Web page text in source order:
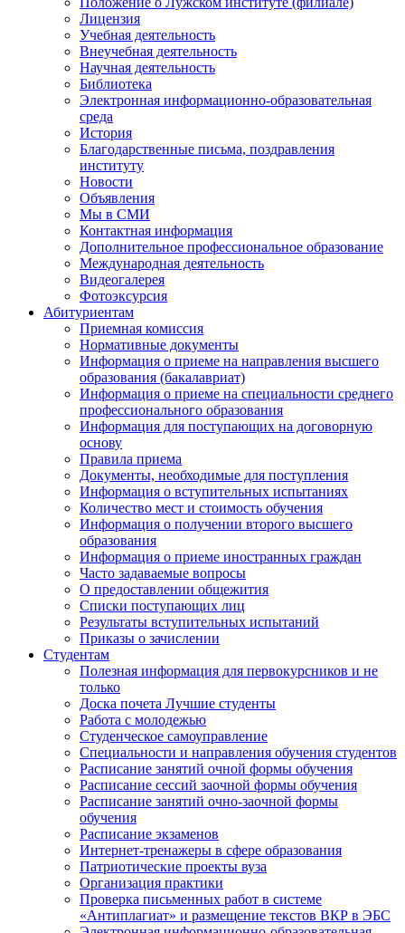
Лицензия
Учебная деятельность
Внеучебная деятельность
Научная деятельность
Библиотека
Электронная информационно-образовательная
среда
История
Благодарственные письма, поздравления
институту
Новости
Объявления
Мы в СМИ
Контактная информация
Дополнительное профессиональное образование
Международная деятельность
Видеогалерея
Фотоэксурсия
Абитуриентам
Приемная комиссия
Нормативные документы
Информация о приеме на направления высшего
образования (бакалавриат)
Информация о приеме на специальности среднего
профессионального образования
Информация для поступающих на договорную
основу
Правила приема
Документы, необходимые для поступления
Информация о вступительных испытаниях
Количество мест и стоимость обучения
Информация о получении второго высшего
образования
Информация о приеме иностранных граждан
Часто задаваемые вопросы
О предоставлении общежития
Списки поступающих лиц
Результаты вступительных испытаний
Приказы о зачислении
Студентам
Полезная информация для первокурсников и не
только
Доска почета Лучшие студенты
Работа с молодежью
Студенческое самоуправление
Специальности и направления обучения студентов
Расписание занятий очной формы обучения
Расписание сессий заочной формы обучения
Расписание занятий очно-заочной формы
обучения
Расписание экзаменов
Интернет-тренажеры в сфере образования
Патриотические проекты вуза
Организация практики
Проверка письменных работ в системе
«Антиплагиат» и размещение текстов ВКР в ЭБС